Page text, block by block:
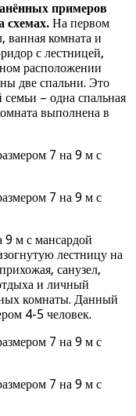
примеров
схемах. На первом
ванная комната и
с лестницей,
расположении
две спальни. Это
– одна спальная
выполнена в
9 м с мансардой
лестницу на
санузел,
и личный
комнаты. Данный
4-5 человек.